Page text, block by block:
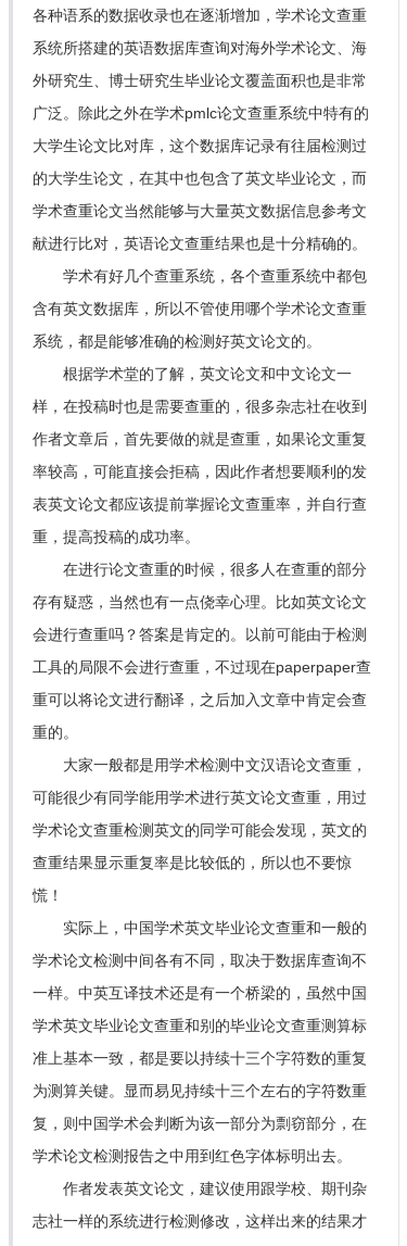
各种语系的数据收录也在逐渐增加，学术论文查重
系统所搭建的英语数据库查询对海外学术论文、海
外研究生、博士研究生毕业论文覆盖面积也是非常
广泛。除此之外在学术pmlc论文查重系统中特有的
大学生论文比对库，这个数据库记录有往届检测过
的大学生论文，在其中也包含了英文毕业论文，而
学术查重论文当然能够与大量英文数据信息参考文
献进行比对，英语论文查重结果也是十分精确的。
学术有好几个查重系统，各个查重系统中都包
含有英文数据库，所以不管使用哪个学术论文查重
系统，都是能够准确的检测好英文论文的。
根据学术堂的了解，英文论文和中文论文一
样，在投稿时也是需要查重的，很多杂志社在收到
作者文章后，首先要做的就是查重，如果论文重复
率较高，可能直接会拒稿，因此作者想要顺利的发
表英文论文都应该提前掌握论文查重率，并自行查
重，提高投稿的成功率。
在进行论文查重的时候，很多人在查重的部分
存有疑惑，当然也有一点侥幸心理。比如英文论文
会进行查重吗？答案是肯定的。以前可能由于检测
工具的局限不会进行查重，不过现在paperpaper查
重可以将论文进行翻译，之后加入文章中肯定会查
重的。
大家一般都是用学术检测中文汉语论文查重，
可能很少有同学能用学术进行英文论文查重，用过
学术论文查重检测英文的同学可能会发现，英文的
查重结果显示重复率是比较低的，所以也不要惊
慌！
实际上，中国学术英文毕业论文查重和一般的
学术论文检测中间各有不同，取决于数据库查询不
一样。中英互译技术还是有一个桥梁的，虽然中国
学术英文毕业论文查重和别的毕业论文查重测算标
准上基本一致，都是要以持续十三个字符数的重复
为测算关键。显而易见持续十三个左右的字符数重
复，则中国学术会判断为该一部分为剽窃部分，在
学术论文检测报告之中用到红色字体标明出去。
作者发表英文论文，建议使用跟学校、期刊杂
志社一样的系统进行检测修改，这样出来的结果才